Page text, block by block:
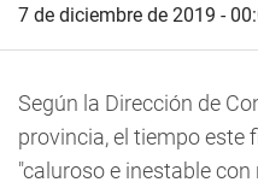
7 de diciembre de 2019 -
Según la Dirección de
provincia, el tiempo este
"caluroso e inestable